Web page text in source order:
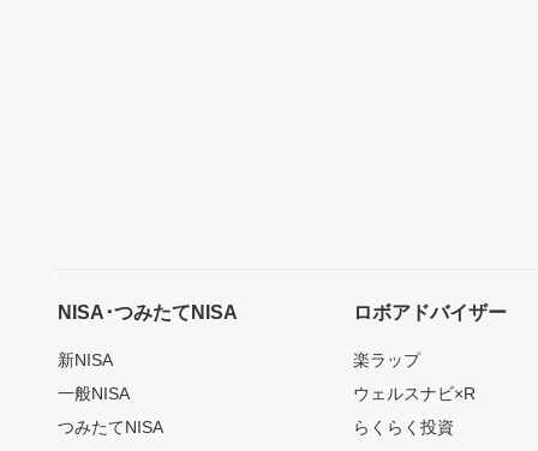
NISA･つみたてNISA
新NISA
一般NISA
つみたてNISA
ロボアドバイザー
楽ラップ
ウェルスナビ×R
らくらく投資